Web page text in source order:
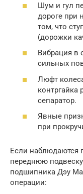
Шум и гул
дороге при
том, что
(дорожки
Вибрация в
сильных
Люфт
контргайка
сепаратор.
Явные
при
Если наблюдаются
переднюю подвеску
подшипника Дэу
операции: